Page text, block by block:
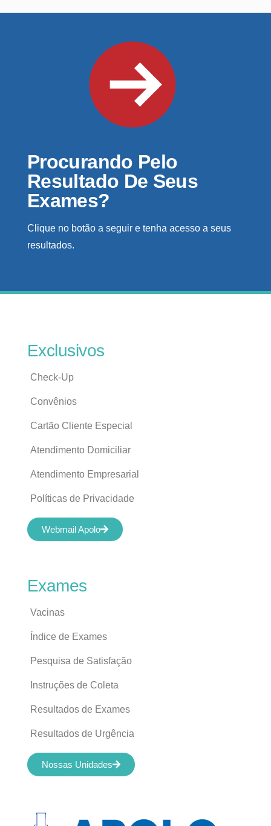
Procurando Pelo
Resultado De Seus
Exames?
Clique no botão a seguir e tenha acesso a seus
resultados.
Exames
Vacinas
Índice de Exames
Pesquisa de Satisfação
Instruções de Coleta
Resultados de Exames
Resultados de Urgência
Nossas Unidades
Exclusivos
Check-Up
Convênios
Cartão Cliente Especial
Atendimento Domiciliar
Atendimento Empresarial
Políticas de Privacidade
Webmail Apolo